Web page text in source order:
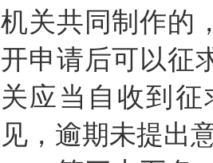
机关共同制作的
开申请后可以征
关应当自收到
见，逾期未提出